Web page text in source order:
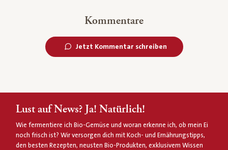
Kommentare
Jetzt Kommentar schreiben
Lust auf News? Ja! Natürlich!
Wie fermentiere ich Bio-Gemüse und woran erkenne ich, ob mein Ei
noch frisch ist? Wir versorgen dich mit Koch- und Ernährungstipps,
den besten Rezepten, neusten Bio-Produkten, exklusivem Wissen